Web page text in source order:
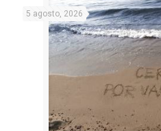
5 agosto, 2026